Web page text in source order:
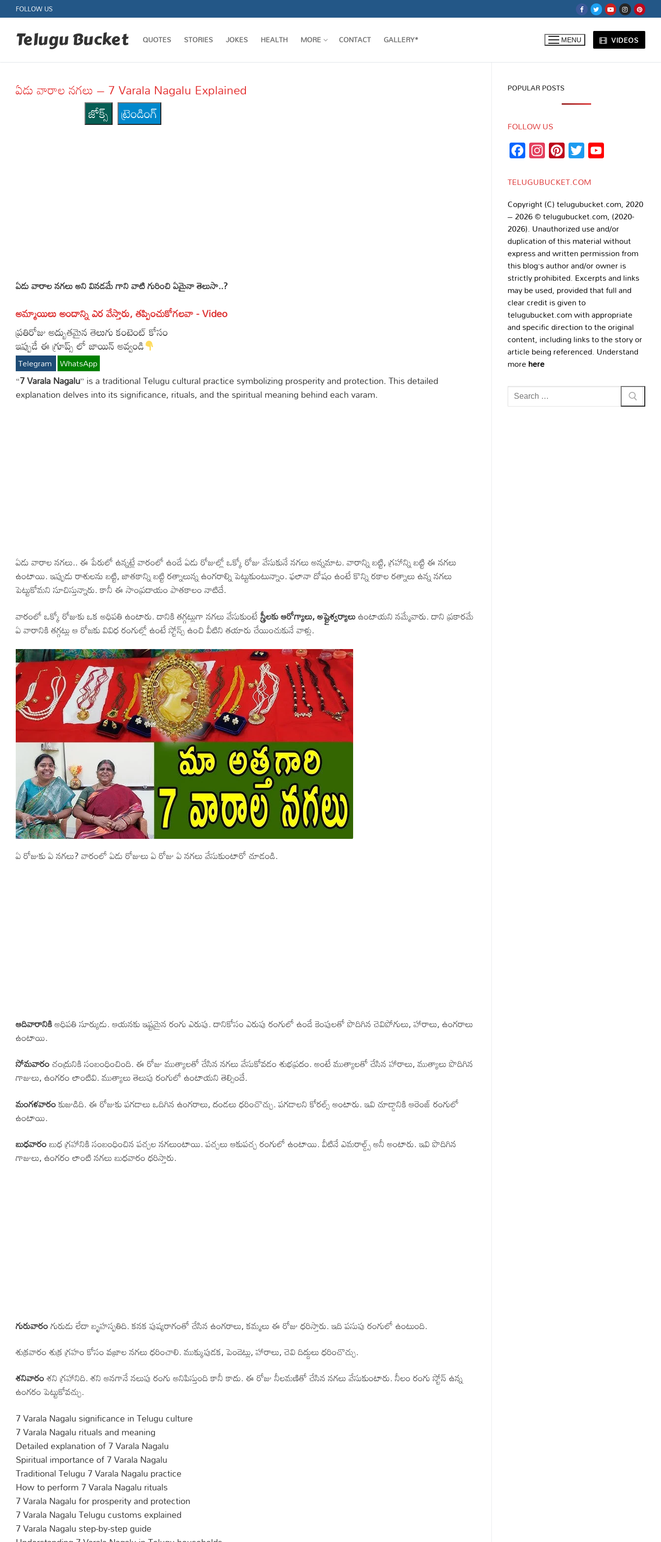
to
content
FOLLOW US
Telugu Bucket QUOTES STORIES JOKES HEALTH MORE CONTACT GALLERY* MENU VIDEOS
Poetry
Lyrics
Reviews
Articles
Facts
ఏడు వారాల నగలు – 7 Varala Nagalu Explained
జోక్స్
ట్రెండింగ్
ఏడు వారాల నగలు అని వినడమే గాని వాటి గురించి ఏమైనా తెలుసా..?
అమ్మాయిలు అందాన్ని ఎర వేస్తారు, తప్పించుకోగలవా - Video
ప్రతిరోజు అద్బుతమైన తెలుగు కంటెంట్ కోసం
ఇప్పుడే ఈ గ్రూప్స్ లో జాయిన్ అవ్వండి
Telegram WhatsApp
“7 Varala Nagalu” is a traditional Telugu cultural practice symbolizing prosperity and protection. This detailed
explanation delves into its significance, rituals, and the spiritual meaning behind each varam.
ఏడు వారాల నగలు.. ఈ పేరులో ఉన్నట్లే వారంలో ఉండే ఏడు రోజుల్లో ఒక్కో రోజు వేసుకునే నగలు అన్నమాట. వారాన్ని బట్టి, గ్రహాన్ని బట్టి ఈ నగలు
ఉంటాయి. ఇప్పుడు రాశులను బట్టి, జాతకాన్ని బట్టి రత్నాలున్న ఉంగరాల్ని పెట్టుకుంటున్నాం. ఫలానా దోషం ఉంటే కొన్ని రకాల రత్నాలు ఉన్న నగలు
పెట్టుకోమని సూచిస్తున్నారు. కానీ ఈ సాంప్రదాయం పాతకాలం నాటిదే.
వారంలో ఒక్కో రోజుకు ఒక అధిపతి ఉంటారు. దానికి తగ్గట్లుగా నగలు వేసుకుంటేస్త్రీలకు ఆరోగ్యాలు, అష్టైశ్వర్యాలుఉంటాయని నమ్మేవారు. దాని ప్రకారమే
ఏ వారానికి తగ్గట్లు ఆ రోజకు వివిధ రంగుల్లో ఉంటే స్టోన్స్ ఉంచి వీటిని తయారు చేయించుకునే వాళ్లు.
ఏ రోజుకు ఏ నగలు? వారంలో ఏడు రోజులు ఏ రోజు ఏ నగలు వేసుకుంటారో చూడండి.
ఆదివారానికిఅధిపతి సూర్యుడు. ఆయనకు ఇష్టమైన రంగు ఎరుపు. దానికోసం ఎరుపు రంగులో ఉండే కెంపులతో పొదిగిన చెవిపోగులు, హారాలు, ఉంగరాలు
ఉంటాయి.
సోమవారంచంద్రునికి సంబంధించింది. ఈ రోజు ముత్యాలతో చేసిన నగలు వేసుకోవడం శుభప్రదం. అంటే ముత్యాలతో చేసిన హారాలు, ముత్యాలు పొదిగిన
గాజులు, ఉంగరం లాంటివి. ముత్యాలు తెలుపు రంగులో ఉంటాయని తెల్సిందే.
మంగళవారంకుజుడిది. ఈ రోజుకు పగడాలు ఒదిగిన ఉంగరాలు, దండలు ధరించొచ్చు. పగడాలని కోరల్స్ అంటారు. ఇవి చూడ్డానికి ఆరెంజ్ రంగులో
ఉంటాయి.
బుధవారంబుధ గ్రహానికి సంబంధించిన పచ్చల నగలుంటాయి. పచ్చలు ఆకుపచ్చ రంగులో ఉంటాయి. వీటినే ఎమరాల్డ్స్ అనీ అంటారు. ఇవి పొదిగిన
గాజులు, ఉంగరం లాంటి నగలు బుధవారం ధరిస్తారు.
గురువారంగురుడు లేదా బృహస్పతిది. కనక పుష్యరాగంతో చేసిన ఉంగరాలు, కమ్మలు ఈ రోజు ధరిస్తారు. ఇది పసుపు రంగులో ఉంటుంది.
శుక్రవారం శుక్ర గ్రహం కోసం వజ్రాల నగలు ధరించాలి. ముక్కుపుడక, పెండెట్లు, హారాలు, చెవి దిద్దులు ధరించొచ్చు.
శనివారంశని గ్రహానిది. శని అనగానే నలుపు రంగు అనిపిస్తుంది కానీ కాదు. ఈ రోజు నీలమణితో చేసిన నగలు వేసుకుంటారు. నీలం రంగు స్టోన్ ఉన్న
ఉంగరం పెట్టుకోవచ్చు.
7 Varala Nagalu significance in Telugu culture
7 Varala Nagalu rituals and meaning
Detailed explanation of 7 Varala Nagalu
Spiritual importance of 7 Varala Nagalu
Traditional Telugu 7 Varala Nagalu practice
How to perform 7 Varala Nagalu rituals
7 Varala Nagalu for prosperity and protection
7 Varala Nagalu Telugu customs explained
7 Varala Nagalu step-by-step guide
POPULAR POSTS
FOLLOW US
Facebook
Instagram
Pinterest
Twitter
TELUGUBUCKET.COM
Copyright (C) telugubucket.com, 2020
– 2026 © telugubucket.com, (2020-
2026). Unauthorized use and/or
duplication of this material without
express and written permission from
this blog’s author and/or owner is
strictly prohibited. Excerpts and links
may be used, provided that full and
clear credit is given to
telugubucket.com with appropriate
and specific direction to the original
content, including links to the story or
article being referenced. Understand
morehere
Search
for: